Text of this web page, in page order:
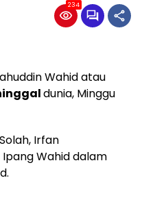
234
Wahid atau
dunia, Minggu
Irfan
Wahid dalam